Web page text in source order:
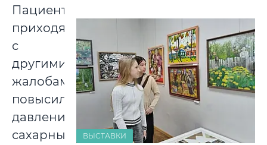
Пациенты
приходят
с
другими
жалобами:
повысилось
давление,
сахарный
ВЫСТАВКИ